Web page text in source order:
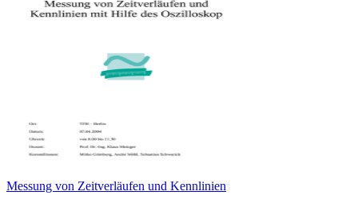
Messung von Zeitverläufen und Kennlinien